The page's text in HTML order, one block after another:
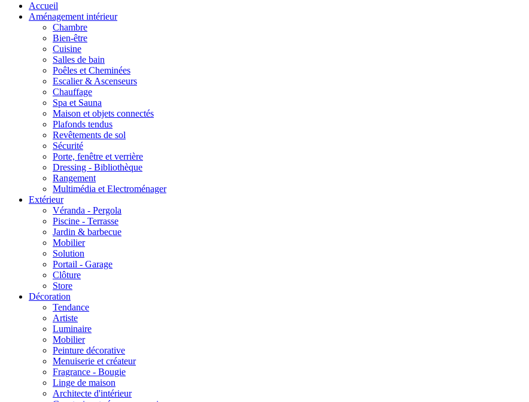
Accueil
Aménagement intérieur
Chambre
Bien-être
Cuisine
Salles de bain
Poêles et Cheminées
Escalier & Ascenseurs
Chauffage
Spa et Sauna
Maison et objets connectés
Plafonds tendus
Revêtements de sol
Sécurité
Porte, fenêtre et verrière
Dressing - Bibliothèque
Rangement
Multimédia et Electroménager
Extérieur
Véranda - Pergola
Piscine - Terrasse
Jardin & barbecue
Mobilier
Solution
Portail - Garage
Clôture
Store
Décoration
Tendance
Artiste
Luminaire
Mobilier
Peinture décorative
Menuiserie et créateur
Fragrance - Bougie
Linge de maison
Architecte d'intérieur